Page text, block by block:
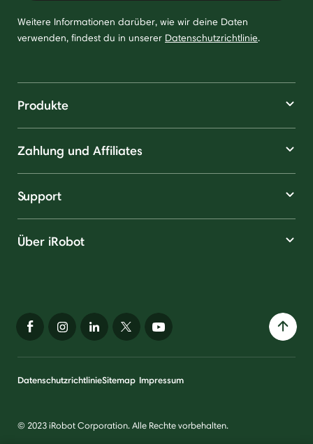
Weitere Informationen darüber, wie wir deine Daten
verwenden, findest du in unserer Datenschutzrichtlinie.
Produkte
Zahlung und Affiliates
Support
Über iRobot
DatenschutzrichtlinieSitemap Impressum
© 2023 iRobot Corporation. Alle Rechte vorbehalten.